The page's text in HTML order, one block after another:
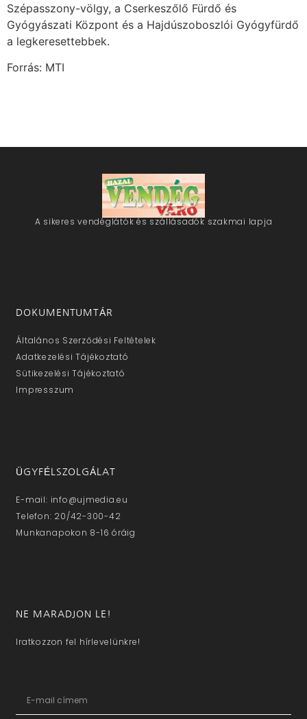
Szépasszony-völgy, a Cserkeszőlő Fürdő és
Gyógyászati Központ és a Hajdúszoboszlói Gyógyfürdő
a legkeresettebbek.
Forrás: MTI
A sikeres vendéglátók és szállásadók szakmai lapja
DOKUMENTUMTÁR
Általános Szerződési Feltételek
Adatkezelési Tájékoztató
Sütikezelési Tájékoztató
Impresszum
ÜGYFÉLSZOLGÁLAT
E-mail: info@ujmedia.eu
Telefon: 20/42-300-42
Munkanapokon 8-16 óráig
NE MARADJON LE!
Iratkozzon fel hírlevelünkre!